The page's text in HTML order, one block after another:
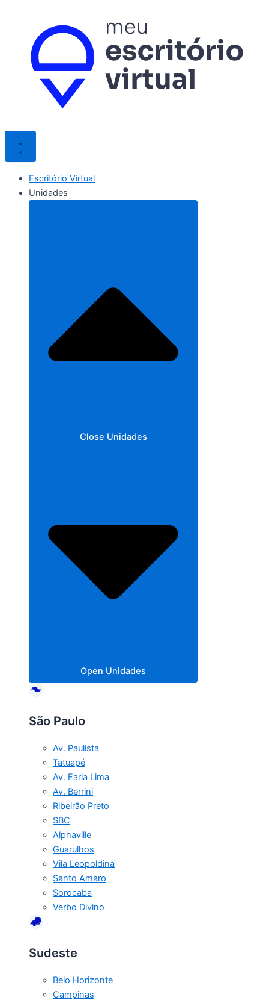
conteúdo
Escritório Virtual
Unidades
Close Unidades
Open Unidades
São Paulo
Av. Paulista
Tatuapé
Av. Faria Lima
Av. Berrini
Ribeirão Preto
SBC
Alphaville
Guarulhos
Vila Leopoldina
Santo Amaro
Sorocaba
Verbo Divino
Sudeste
Belo Horizonte
Campinas